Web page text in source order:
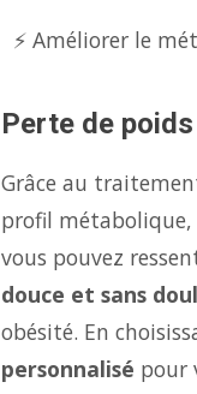
⚡ Améliorer le
Perte de
Grâce au
profil métabolique,
vous pouvez
douce et sans
obésité. En
personnalisé pour